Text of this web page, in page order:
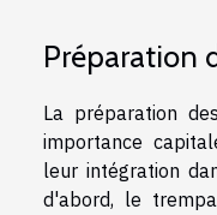
Préparation
La préparation
importance
leur intégration
d'abord, le